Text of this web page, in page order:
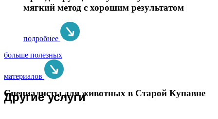
мягкий метод с хорошим результатом
подробнее
больше полезных
материалов
Другие услуги
Специалисты для животных в Старой Купавне